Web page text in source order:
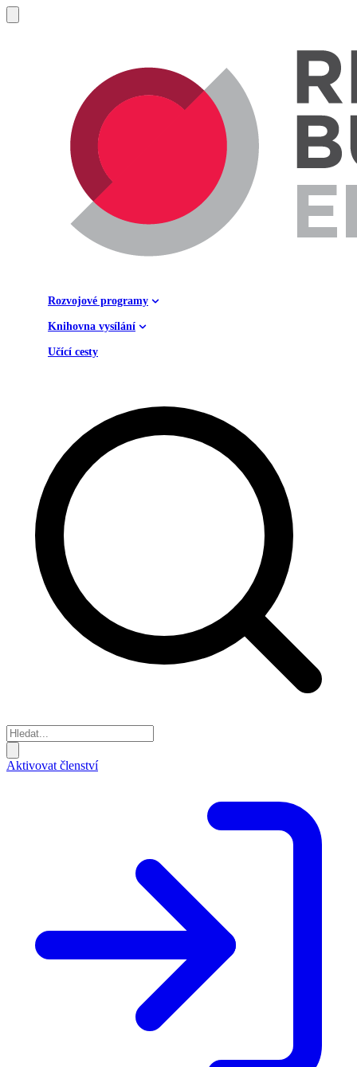
Rozvojové programy
Knihovna vysílání
Učící cesty
Aktivovat členství